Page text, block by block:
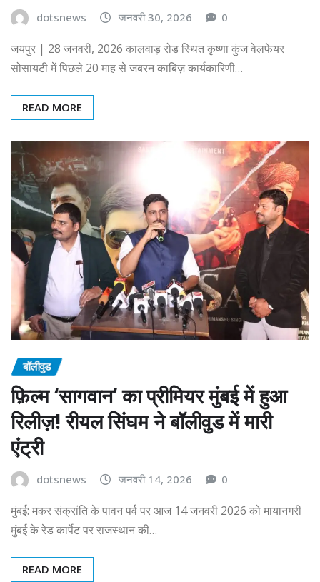
dotsnews जनवरी 30, 2026 0
जयपुर | 28 जनवरी, 2026 कालवाड़ रोड स्थित कृष्णा कुंज वेलफेयर
सोसायटी में पिछले 20 माह से जबरन काबिज़ कार्यकारिणी…
READ MORE
बॉलीवुड
फ़िल्म ‘सागवान’ का प्रीमियर मुंबई में हुआ
रिलीज़! रीयल सिंघम ने बॉलीवुड में मारी
एंट्री
dotsnews जनवरी 14, 2026 0
मुंबई: मकर संक्रांति के पावन पर्व पर आज 14 जनवरी 2026 को मायानगरी
मुंबई के रेड कार्पेट पर राजस्थान की…
READ MORE